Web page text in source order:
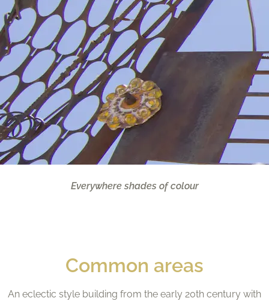
Everywhere shades of colour
Common areas
An eclectic style building from the early 20th century with